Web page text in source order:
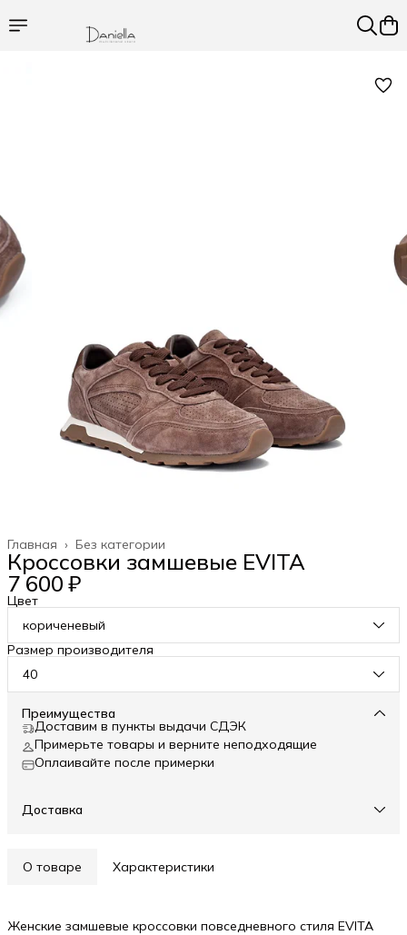
Без категории
Главная ›
Кроссовки замшевые EVITA
7 600 ₽
Цвет
кориченевый
Размер производителя
40
Преимущества
Доставим в пункты выдачи СДЭК
Примерьте товары и верните неподходящие
Оплаивайте после примерки
Доставка
О товаре Характеристики
Женские замшевые кроссовки повседневного стиля EVITA